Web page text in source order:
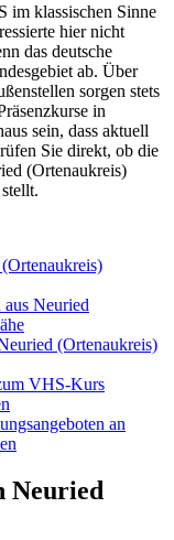
im klassischen Sinne
hier nicht
das deutsche
ab. Über
sorgen stets
in
sein, dass aktuell
Sie direkt, ob die
(Ortenaukreis)
Neuried
(Ortenaukreis)
VHS-Kurs
an
Neuried